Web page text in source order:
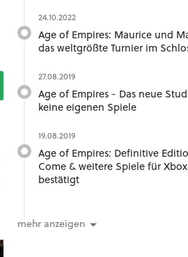
24.10.2022
Age of Empires: Maurice und
das weltgrößte Turnier im
27.08.2019
Age of Empires - Das neue
keine eigenen Spiele
19.08.2019
Age of Empires: Definitive
Come & weitere Spiele für Xbox
bestätigt
mehr anzeigen